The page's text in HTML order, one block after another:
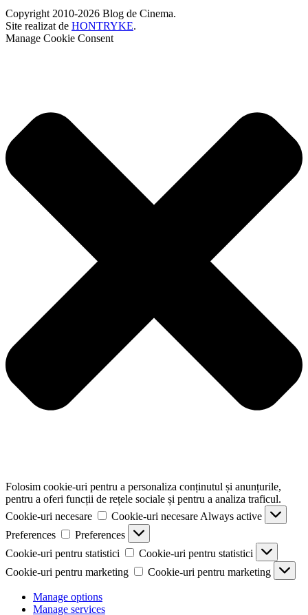
Copyright 2010-2026 Blog de Cinema.
Site realizat de HONTRYKE.
Manage Cookie Consent
Folosim cookie-uri pentru a personaliza conținutul și anunțurile,
pentru a oferi funcții de rețele sociale și pentru a analiza traficul.
Cookie-uri necesare
Cookie-uri necesare Always active
Preferences
Preferences
Cookie-uri pentru statistici
Cookie-uri pentru statistici
Cookie-uri pentru marketing
Cookie-uri pentru marketing
Manage options
Manage services